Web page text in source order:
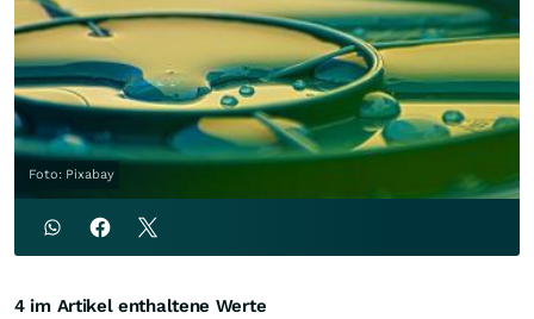
Foto: Pixabay
4 im Artikel enthaltene Werte